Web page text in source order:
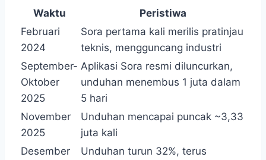
Waktu
Peristiwa
Februari
2024
Sora pertama kali merilis pratinjau
teknis, mengguncang industri
September-
Oktober
2025
Aplikasi Sora resmi diluncurkan,
unduhan menembus 1 juta dalam
5 hari
November
2025
Unduhan mencapai puncak ~3,33
juta kali
Desember
Unduhan turun 32%, terus